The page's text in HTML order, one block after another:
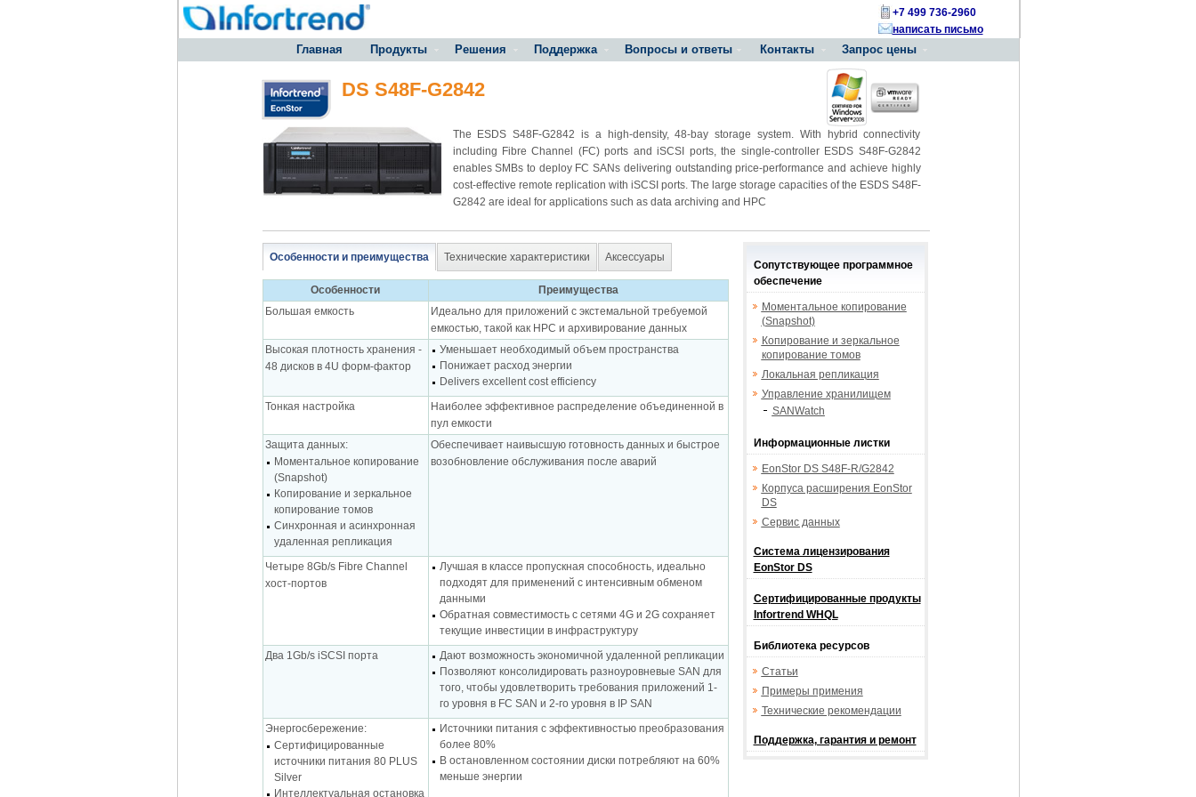
+7 499 736-2960
написать письмо
Главная Продукты Решения Поддержка Вопросы и ответы Контакты Запрос цены
DS S48F-G2842
The ESDS S48F-G2842 is a high-density, 48-bay storage system. With hybrid connectivity
including Fibre Channel (FC) ports and iSCSI ports, the single-controller ESDS S48F-G2842
enables SMBs to deploy FC SANs delivering outstanding price-performance and achieve highly
cost-effective remote replication with iSCSI ports. The large storage capacities of the ESDS S48F-
G2842 are ideal for applications such as data archiving and HPC
Особенности и преимущества Технические характеристики Аксессуары
Особенности
Преимущества
Большая емкость
Идеально для приложений с экстемальной требуемой
емкостью, такой как HPC и архивирование данных
Высокая плотность хранения -
48 дисков в 4U форм-фактор
Уменьшает необходимый объем пространства
Понижает расход энергии
Delivers excellent cost efficiency
Тонкая настройка
Наиболее эффективное распределение объединенной в
пул емкости
Защита данных:
Моментальное копирование
(Snapshot)
Копирование и зеркальное
копирование томов
Синхронная и асинхронная
удаленная репликация
Обеспечивает наивысшую готовность данных и быстрое
возобновление обслуживания после аварий
Четыре 8Gb/s Fibre Channel
хост-портов
Лучшая в классе пропускная способность, идеально
подходят для применений с интенсивным обменом
данными
Обратная совместимость с сетями 4G и 2G сохраняет
текущие инвестиции в инфраструктуру
Два 1Gb/s iSCSI порта
Дают возможность экономичной удаленной репликации
Позволяют консолидировать разноуровневые SAN для
того, чтобы удовлетворить требования приложений 1-
го уровня в FC SAN и 2-го уровня в IP SAN
Энергосбережение:
Сертифицированные
источники питания 80 PLUS
Silver
Интеллектуальная остановка
Источники питания с эффективностью преобразования
более 80%
В остановленном состоянии диски потребляют на 60%
меньше энергии
Сопутствующее программное
обеспечение
Моментальное копирование
(Snapshot)
Копирование и зеркальное
копирование томов
Локальная репликация
Управление хранилищем
SANWatch
Информационные листки
EonStor DS S48F-R/G2842
Корпуса расширения EonStor
DS
Сервис данных
Система лицензирования
EonStor DS
Сертифицированные продукты
Infortrend WHQL
Библиотека ресурсов
Статьи
Примеры примения
Технические рекомендации
Поддержка, гарантия и ремонт